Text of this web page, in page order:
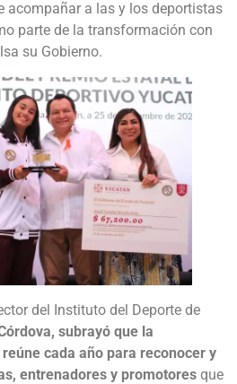
acompañar a las y los deportistas
parte de la transformación con
su Gobierno.
del Instituto del Deporte de
subrayó que la
cada año para reconocer y
entrenadores y promotores que